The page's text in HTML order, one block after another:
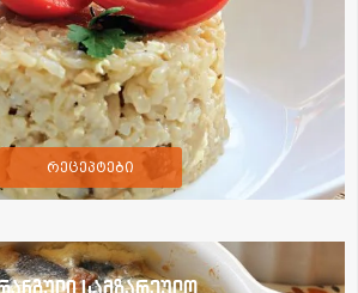
რეცეპტები